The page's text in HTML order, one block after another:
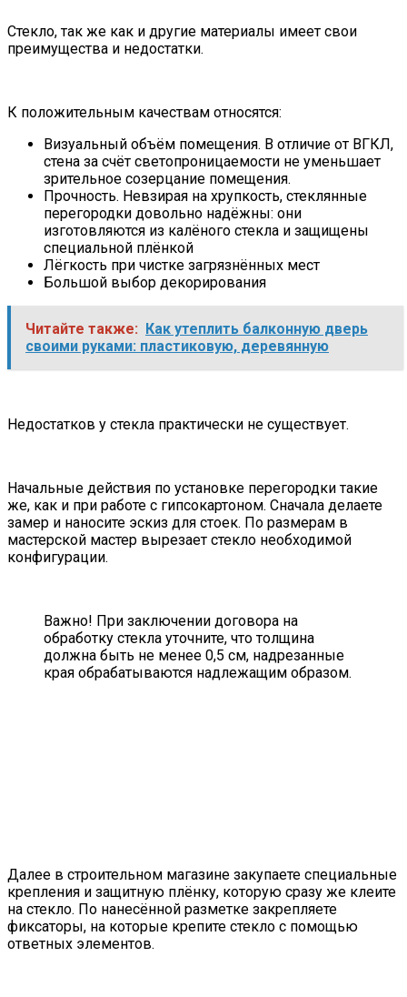
Стекло, так же как и другие материалы имеет свои
преимущества и недостатки.
К положительным качествам относятся:
Визуальный объём помещения. В отличие от ВГКЛ,
стена за счёт светопроницаемости не уменьшает
зрительное созерцание помещения.
Прочность. Невзирая на хрупкость, стеклянные
перегородки довольно надёжны: они
изготовляются из калёного стекла и защищены
специальной плёнкой
Лёгкость при чистке загрязнённых мест
Большой выбор декорирования
Читайте также: Как утеплить балконную дверь
своими руками: пластиковую, деревянную
Недостатков у стекла практически не существует.
Начальные действия по установке перегородки такие
же, как и при работе с гипсокартоном. Сначала делаете
замер и наносите эскиз для стоек. По размерам в
мастерской мастер вырезает стекло необходимой
конфигурации.
Важно! При заключении договора на
обработку стекла уточните, что толщина
должна быть не менее 0,5 см, надрезанные
края обрабатываются надлежащим образом.
Далее в строительном магазине закупаете специальные
крепления и защитную плёнку, которую сразу же клеите
на стекло. По нанесённой разметке закрепляете
фиксаторы, на которые крепите стекло с помощью
ответных элементов.